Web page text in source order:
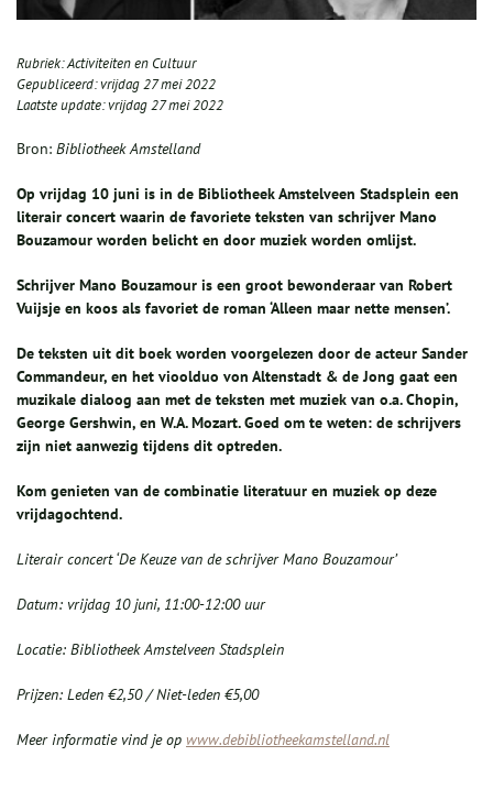
Rubriek:Activiteiten en Cultuur
Gepubliceerd:vrijdag 27 mei 2022
Laatste update:vrijdag 27 mei 2022
Bron: Bibliotheek Amstelland
Op vrijdag 10 juni is in de Bibliotheek Amstelveen Stadsplein een
literair concert waarin de favoriete teksten van schrijver Mano
Bouzamour worden belicht en door muziek worden omlijst.
Schrijver Mano Bouzamour is een groot bewonderaar van Robert
Vuijsje en koos als favoriet de roman ‘Alleen maar nette mensen’.
De teksten uit dit boek worden voorgelezen door de acteur Sander
Commandeur, en het vioolduo von Altenstadt & de Jong gaat een
muzikale dialoog aan met de teksten met muziek van o.a. Chopin,
George Gershwin, en W.A. Mozart. Goed om te weten: de schrijvers
zijn niet aanwezig tijdens dit optreden.
Kom genieten van de combinatie literatuur en muziek op deze
vrijdagochtend.
Literair concert ‘De Keuze van de schrijver Mano Bouzamour’
Datum: vrijdag 10 juni, 11:00-12:00 uur
Locatie: Bibliotheek Amstelveen Stadsplein
Prijzen: Leden €2,50 / Niet-leden €5,00
Meer informatie vind je op www.debibliotheekamstelland.nl